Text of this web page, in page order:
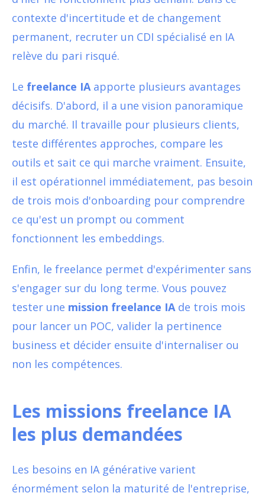
contexte d'incertitude et de changement
permanent, recruter un CDI spécialisé en IA
relève du pari risqué.
Le freelance IA apporte plusieurs avantages
décisifs. D'abord, il a une vision panoramique
du marché. Il travaille pour plusieurs clients,
teste différentes approches, compare les
outils et sait ce qui marche vraiment. Ensuite,
il est opérationnel immédiatement, pas besoin
de trois mois d'onboarding pour comprendre
ce qu'est un prompt ou comment
fonctionnent les embeddings.
Enfin, le freelance permet d'expérimenter sans
s'engager sur du long terme. Vous pouvez
tester une mission freelance IA de trois mois
pour lancer un POC, valider la pertinence
business et décider ensuite d'internaliser ou
non les compétences.
Les missions freelance IA
les plus demandées
Les besoins en IA générative varient
énormément selon la maturité de l'entreprise,